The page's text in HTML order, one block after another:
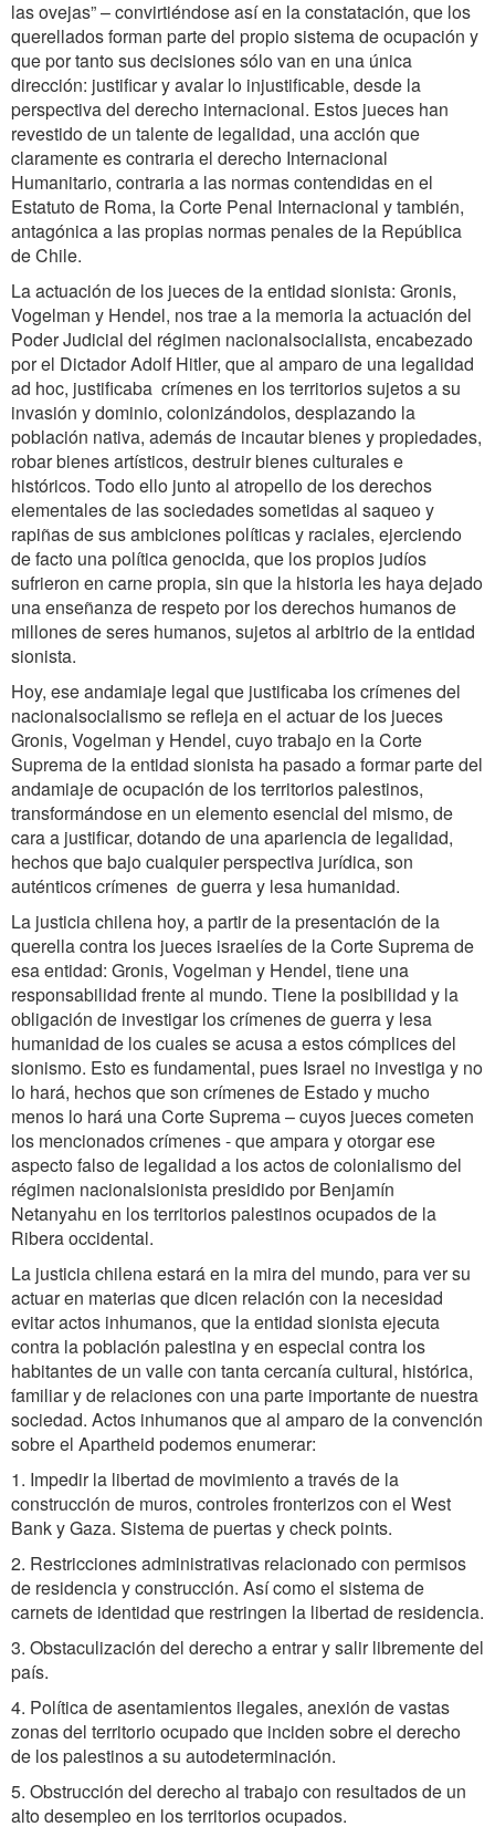
las ovejas” – convirtiéndose así en la constatación, que los
querellados forman parte del propio sistema de ocupación y
que por tanto sus decisiones sólo van en una única
dirección: justificar y avalar lo injustificable, desde la
perspectiva del derecho internacional. Estos jueces han
revestido de un talente de legalidad, una acción que
claramente es contraria el derecho Internacional
Humanitario, contraria a las normas contendidas en el
Estatuto de Roma, la Corte Penal Internacional y también,
antagónica a las propias normas penales de la República
de Chile.
La actuación de los jueces de la entidad sionista: Gronis,
Vogelman y Hendel, nos trae a la memoria la actuación del
Poder Judicial del régimen nacionalsocialista, encabezado
por el Dictador Adolf Hitler, que al amparo de una legalidad
ad hoc, justificaba crímenes en los territorios sujetos a su
invasión y dominio, colonizándolos, desplazando la
población nativa, además de incautar bienes y propiedades,
robar bienes artísticos, destruir bienes culturales e
históricos. Todo ello junto al atropello de los derechos
elementales de las sociedades sometidas al saqueo y
rapiñas de sus ambiciones políticas y raciales, ejerciendo
de facto una política genocida, que los propios judíos
sufrieron en carne propia, sin que la historia les haya dejado
una enseñanza de respeto por los derechos humanos de
millones de seres humanos, sujetos al arbitrio de la entidad
sionista.
Hoy, ese andamiaje legal que justificaba los crímenes del
nacionalsocialismo se refleja en el actuar de los jueces
Gronis, Vogelman y Hendel, cuyo trabajo en la Corte
Suprema de la entidad sionista ha pasado a formar parte del
andamiaje de ocupación de los territorios palestinos,
transformándose en un elemento esencial del mismo, de
cara a justificar, dotando de una apariencia de legalidad,
hechos que bajo cualquier perspectiva jurídica, son
auténticos crímenes de guerra y lesa humanidad.
La justicia chilena hoy, a partir de la presentación de la
querella contra los jueces israelíes de la Corte Suprema de
esa entidad: Gronis, Vogelman y Hendel, tiene una
responsabilidad frente al mundo. Tiene la posibilidad y la
obligación de investigar los crímenes de guerra y lesa
humanidad de los cuales se acusa a estos cómplices del
sionismo. Esto es fundamental, pues Israel no investiga y no
lo hará, hechos que son crímenes de Estado y mucho
menos lo hará una Corte Suprema – cuyos jueces cometen
los mencionados crímenes - que ampara y otorgar ese
aspecto falso de legalidad a los actos de colonialismo del
régimen nacionalsionista presidido por Benjamín
Netanyahu en los territorios palestinos ocupados de la
Ribera occidental.
La justicia chilena estará en la mira del mundo, para ver su
actuar en materias que dicen relación con la necesidad
evitar actos inhumanos, que la entidad sionista ejecuta
contra la población palestina y en especial contra los
habitantes de un valle con tanta cercanía cultural, histórica,
familiar y de relaciones con una parte importante de nuestra
sociedad. Actos inhumanos que al amparo de la convención
sobre el Apartheid podemos enumerar:
1. Impedir la libertad de movimiento a través de la
construcción de muros, controles fronterizos con el West
Bank y Gaza. Sistema de puertas y check points.
2. Restricciones administrativas relacionado con permisos
de residencia y construcción. Así como el sistema de
carnets de identidad que restringen la libertad de residencia.
3. Obstaculización del derecho a entrar y salir libremente del
país.
4. Política de asentamientos ilegales, anexión de vastas
zonas del territorio ocupado que inciden sobre el derecho
de los palestinos a su autodeterminación.
5. Obstrucción del derecho al trabajo con resultados de un
alto desempleo en los territorios ocupados.